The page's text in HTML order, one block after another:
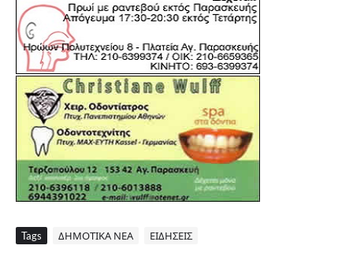
Tags ΔΗΜΟΤΙΚΑ ΝΕΑ ΕΙΔΗΣΕΙΣ